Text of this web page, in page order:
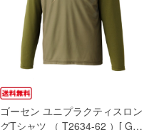
ゴーセン ユニプラクティスロン
グTシャツ （ T2634-62 ）[ G…